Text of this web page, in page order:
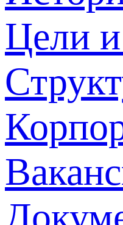
Цели и